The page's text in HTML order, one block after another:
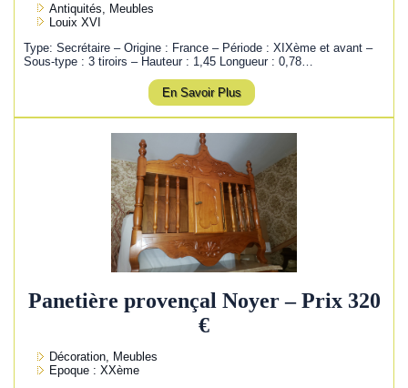
Antiquités, Meubles
Louix XVI
Type: Secrétaire – Origine : France – Période : XIXème et avant –
Sous-type : 3 tiroirs – Hauteur : 1,45 Longueur : 0,78…
En Savoir Plus
Panetière provençal Noyer – Prix 320
€
Décoration, Meubles
Epoque : XXème